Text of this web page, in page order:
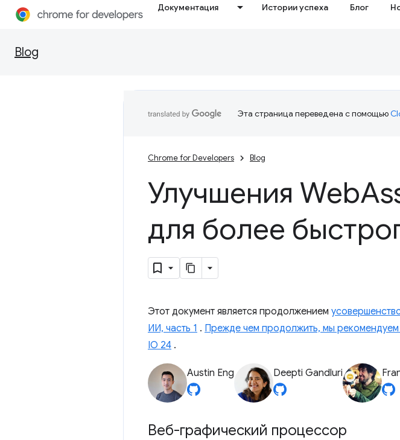
Документация Истории успеха Блог
Blog
Эта страница переведена с помощью
Chrome for Developers Blog
Улучшения Web
для более
Этот документ является продолжением
ИИ, часть 1 . Прежде чем продолжить, мы рекомендуем
IO 24 .
Austin Eng Deepti Gandluri
Веб-графический процессор